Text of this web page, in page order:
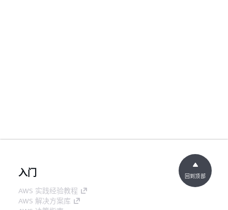
入门
AWS 实践经验教程
AWS 解决方案库
回到顶部